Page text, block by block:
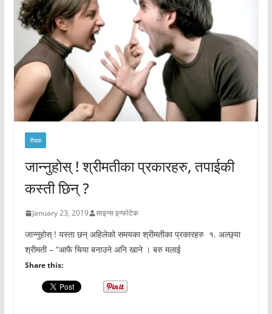
रोचक
जान्नुहोस् ! श्रीमतीका प्रकारहरु, तपाईकी
कस्ती छिन् ?
January 23, 2019 साइन्स इन्फोटेक
जान्नुहोस् ! यस्ता छन् अहिलेको समयका श्रीमतीका प्रकारहरु १. अल्छ्या
श्रीमती – “आफै चिया बनाउने अनि खाने । बरु मलाई
Share this: